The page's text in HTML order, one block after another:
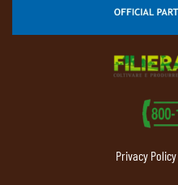
Privacy